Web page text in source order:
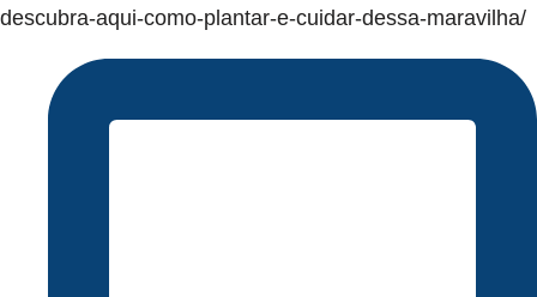
descubra-aqui-como-plantar-e-cuidar-dessa-maravilha/